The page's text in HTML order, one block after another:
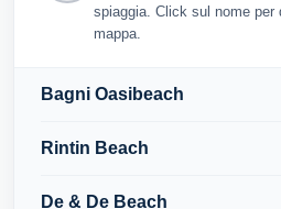
spiaggia. Click sul nome per
mappa.
Bagni Oasibeach
Rintin Beach
De & De Beach